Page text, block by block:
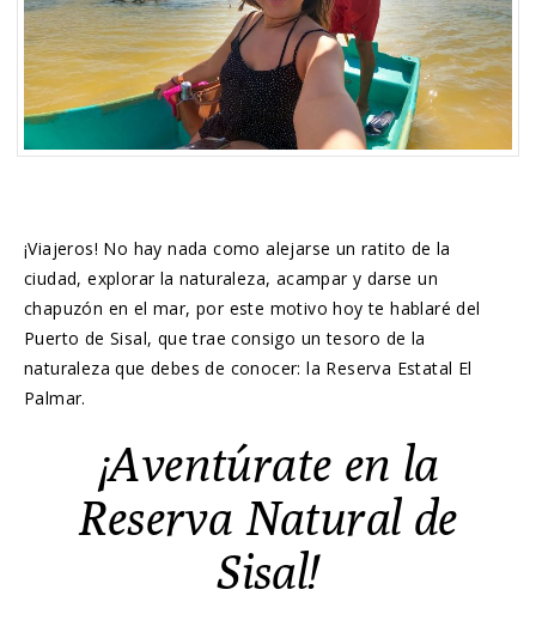
¡Viajeros! No hay nada como alejarse un ratito de la
ciudad, explorar la naturaleza, acampar y darse un
chapuzón en el mar, por este motivo hoy te hablaré del
Puerto de Sisal, que trae consigo un tesoro de la
naturaleza que debes de conocer: la Reserva Estatal El
Palmar.
¡Aventúrate en la
Reserva Natural de
Sisal!